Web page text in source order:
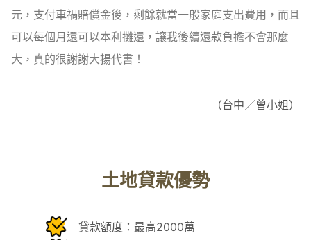
元，支付車禍賠償金後，剩餘就當一般家庭支出費用，而且
可以每個月還可以本利攤還，讓我後續還款負擔不會那麼
大，真的很謝謝大揚代書！
（台中／曾小姐）
土地貸款優勢
貸款額度：最高2000萬